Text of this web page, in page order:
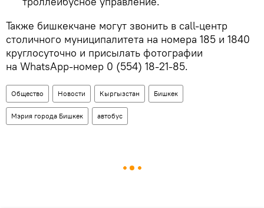
Также бишкекчане могут звонить в сall-центр
столичного муниципалитета на номера 185 и 1840
круглосуточно и присылать фотографии
на WhatsApp-номер 0 (554) 18-21-85.
Общество Новости Кыргызстан Бишкек
Мэрия города Бишкек автобус